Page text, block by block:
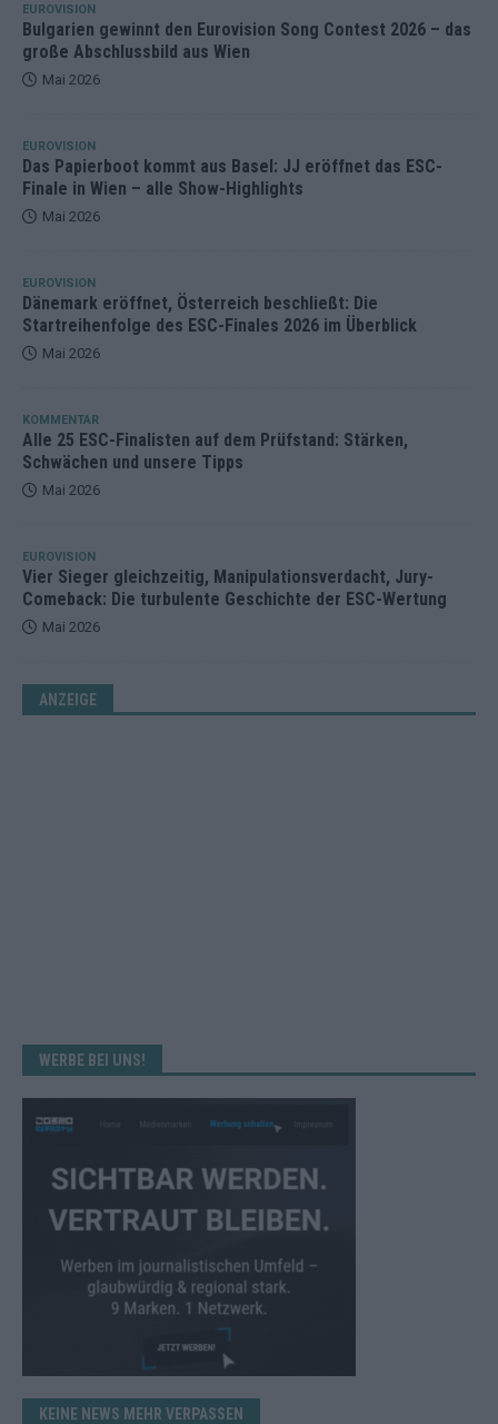
EUROVISION
Bulgarien gewinnt den Eurovision Song Contest 2026 – das
große Abschlussbild aus Wien
Mai 2026
EUROVISION
Das Papierboot kommt aus Basel: JJ eröffnet das ESC-
Finale in Wien – alle Show-Highlights
Mai 2026
EUROVISION
Dänemark eröffnet, Österreich beschließt: Die
Startreihenfolge des ESC-Finales 2026 im Überblick
Mai 2026
KOMMENTAR
Alle 25 ESC-Finalisten auf dem Prüfstand: Stärken,
Schwächen und unsere Tipps
Mai 2026
EUROVISION
Vier Sieger gleichzeitig, Manipulationsverdacht, Jury-
Comeback: Die turbulente Geschichte der ESC-Wertung
Mai 2026
ANZEIGE
WERBE BEI UNS!
KEINE NEWS MEHR VERPASSEN